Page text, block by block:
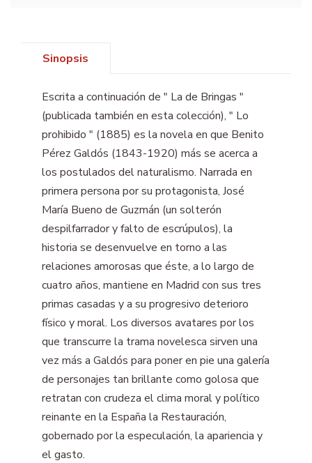
Sinopsis
Escrita a continuación de " La de Bringas "
(publicada también en esta colección), " Lo
prohibido " (1885) es la novela en que Benito
Pérez Galdós (1843-1920) más se acerca a
los postulados del naturalismo. Narrada en
primera persona por su protagonista, José
María Bueno de Guzmán (un solterón
despilfarrador y falto de escrúpulos), la
historia se desenvuelve en torno a las
relaciones amorosas que éste, a lo largo de
cuatro años, mantiene en Madrid con sus tres
primas casadas y a su progresivo deterioro
físico y moral. Los diversos avatares por los
que transcurre la trama novelesca sirven una
vez más a Galdós para poner en pie una galería
de personajes tan brillante como golosa que
retratan con crudeza el clima moral y político
reinante en la España la Restauración,
gobernado por la especulación, la apariencia y
el gasto.